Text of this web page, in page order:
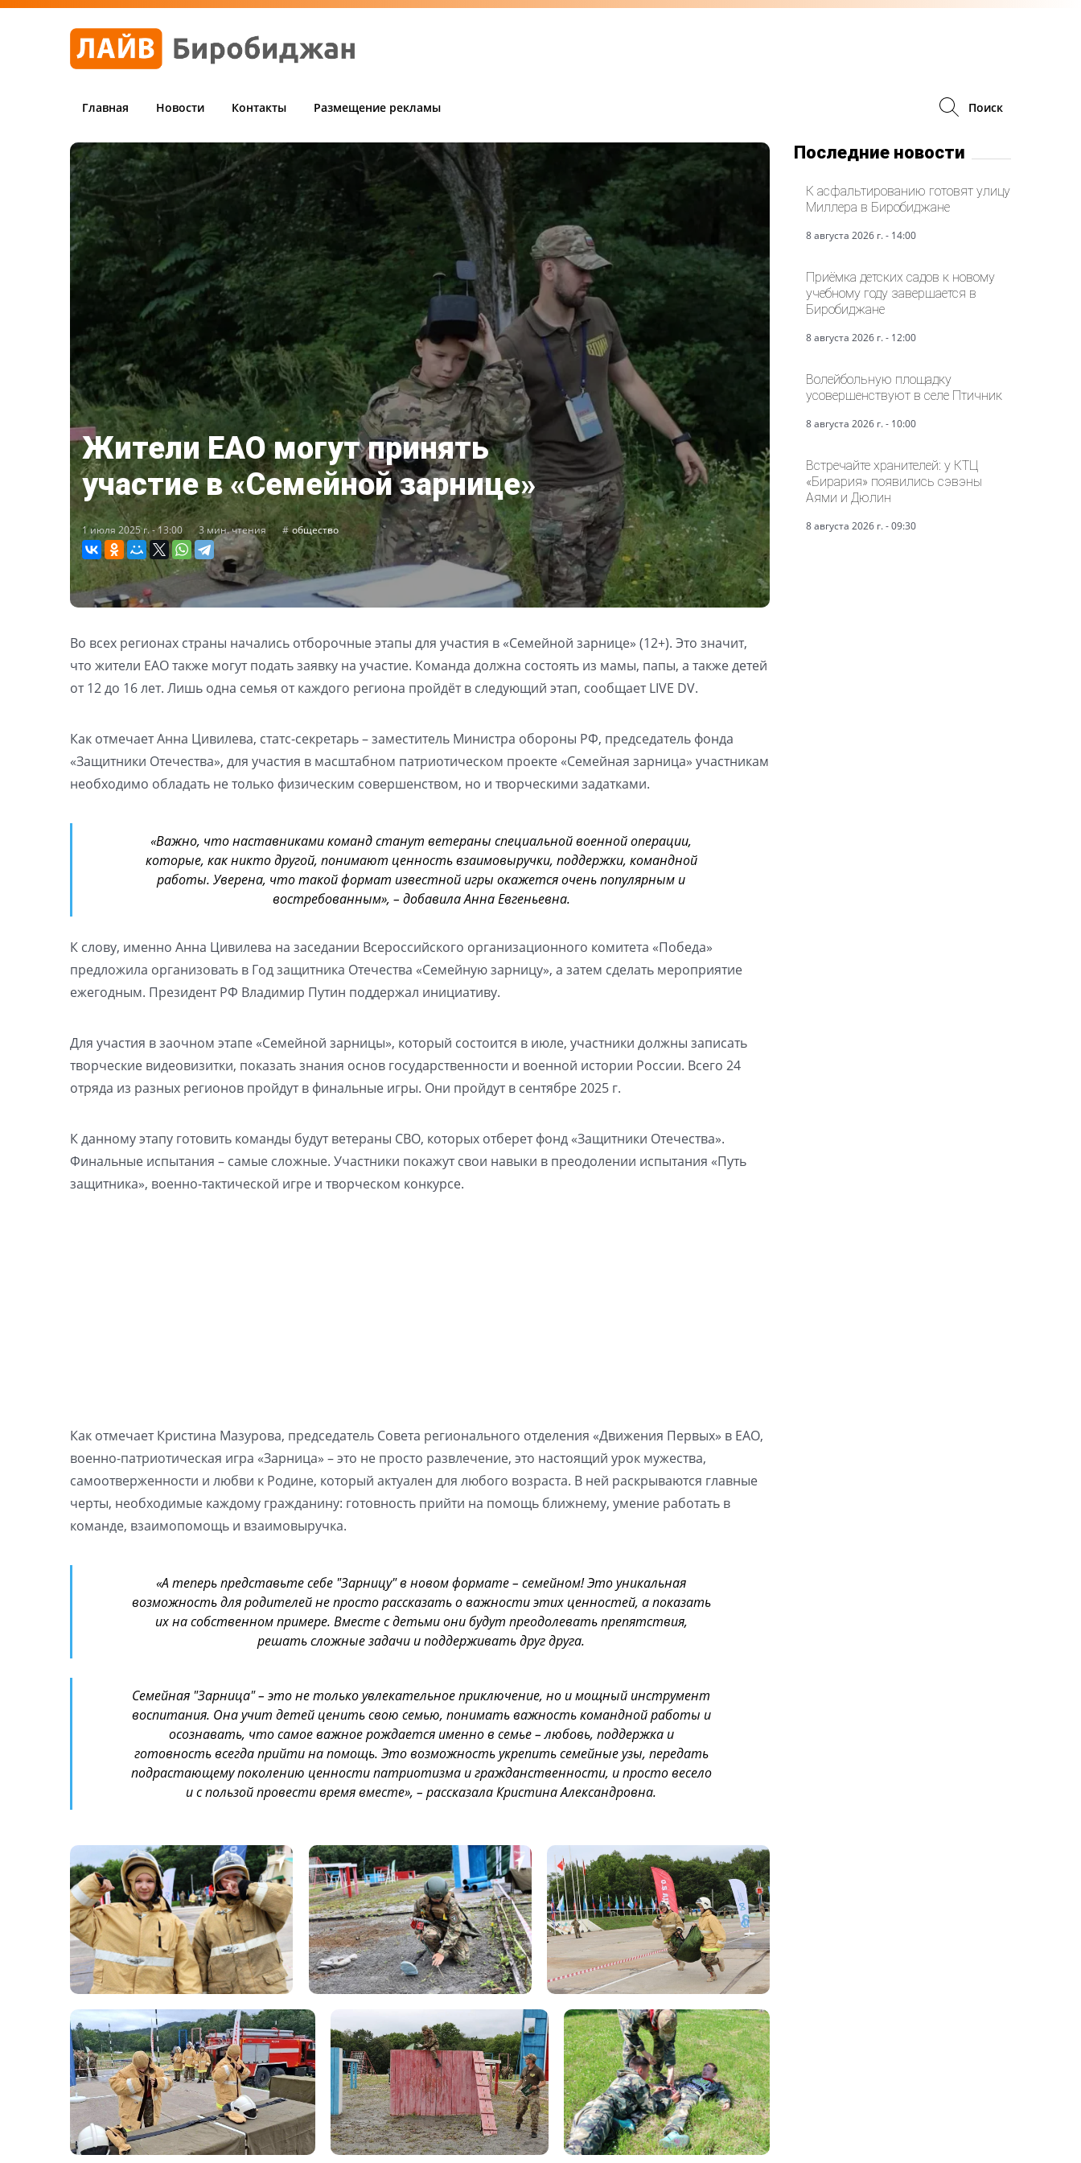
Главная Новости Контакты Размещение рекламы Поиск
Жители ЕАО могут принять
участие в «Семейной зарнице»
1 июля 2025 г. - 13:00 3 мин. чтения общество
Во всех регионах страны начались отборочные этапы для участия в «Семейной зарнице» (12+). Это значит,
что жители ЕАО также могут подать заявку на участие. Команда должна состоять из мамы, папы, а также детей
от 12 до 16 лет. Лишь одна семья от каждого региона пройдёт в следующий этап, сообщает LIVE DV.
Как отмечает Анна Цивилева, статс-секретарь – заместитель Министра обороны РФ, председатель фонда
«Защитники Отечества», для участия в масштабном патриотическом проекте «Семейная зарница» участникам
необходимо обладать не только физическим совершенством, но и творческими задатками.
«Важно, что наставниками команд станут ветераны специальной военной операции,
которые, как никто другой, понимают ценность взаимовыручки, поддержки, командной
работы. Уверена, что такой формат известной игры окажется очень популярным и
востребованным», – добавила Анна Евгеньевна.
К слову, именно Анна Цивилева на заседании Всероссийского организационного комитета «Победа»
предложила организовать в Год защитника Отечества «Семейную зарницу», а затем сделать мероприятие
ежегодным. Президент РФ Владимир Путин поддержал инициативу.
Для участия в заочном этапе «Семейной зарницы», который состоится в июле, участники должны записать
творческие видеовизитки, показать знания основ государственности и военной истории России. Всего 24
отряда из разных регионов пройдут в финальные игры. Они пройдут в сентябре 2025 г.
К данному этапу готовить команды будут ветераны СВО, которых отберет фонд «Защитники Отечества».
Финальные испытания – самые сложные. Участники покажут свои навыки в преодолении испытания «Путь
защитника», военно-тактической игре и творческом конкурсе.
Как отмечает Кристина Мазурова, председатель Совета регионального отделения «Движения Первых» в ЕАО,
военно-патриотическая игра «Зарница» – это не просто развлечение, это настоящий урок мужества,
самоотверженности и любви к Родине, который актуален для любого возраста. В ней раскрываются главные
черты, необходимые каждому гражданину: готовность прийти на помощь ближнему, умение работать в
команде, взаимопомощь и взаимовыручка.
«А теперь представьте себе "Зарницу" в новом формате – семейном! Это уникальная
возможность для родителей не просто рассказать о важности этих ценностей, а показать
их на собственном примере. Вместе с детьми они будут преодолевать препятствия,
решать сложные задачи и поддерживать друг друга.
Семейная "Зарница" – это не только увлекательное приключение, но и мощный инструмент
воспитания. Она учит детей ценить свою семью, понимать важность командной работы и
осознавать, что самое важное рождается именно в семье – любовь, поддержка и
готовность всегда прийти на помощь. Это возможность укрепить семейные узы, передать
подрастающему поколению ценности патриотизма и гражданственности, и просто весело
и с пользой провести время вместе», – рассказала Кристина Александровна.
Последние новости
К асфальтированию готовят улицу
Миллера в Биробиджане
8 августа 2026 г. - 14:00
Приёмка детских садов к новому
учебному году завершается в
Биробиджане
8 августа 2026 г. - 12:00
Волейбольную площадку
усовершенствуют в селе Птичник
8 августа 2026 г. - 10:00
Встречайте хранителей: у КТЦ
«Бирария» появились сэвэны
Аями и Дюлин
8 августа 2026 г. - 09:30